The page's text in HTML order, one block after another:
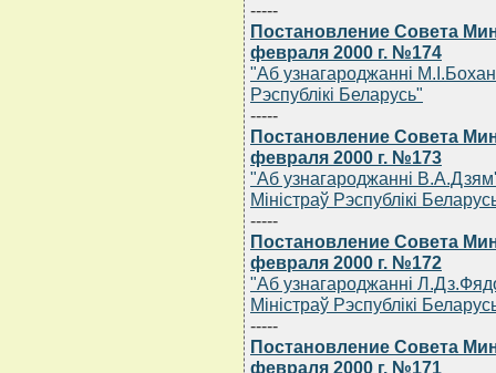
-----
Постановление Совета
февраля 2000 г. №174
"Аб узнагароджаннi
Рэспублiкi Беларусь"
-----
Постановление Совета
февраля 2000 г. №173
"Аб узнагароджаннi
Мiнiстраў Рэспублiкi
-----
Постановление Совета
февраля 2000 г. №172
"Аб узнагароджаннi
Мiнiстраў Рэспублiкi
-----
Постановление Совета
февраля 2000 г. №171